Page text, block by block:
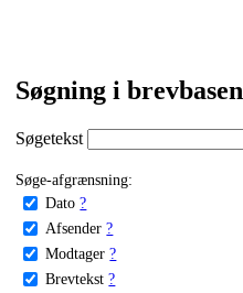
Søgning i brevbasen
Søgetekst
Søge-afgrænsning:
Dato ?
Afsender ?
Modtager ?
Brevtekst ?